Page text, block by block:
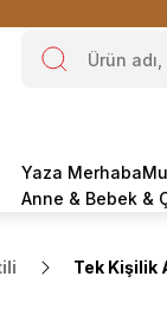
Yaza Merhaba
Anne & Bebek &
Tek Kişilik